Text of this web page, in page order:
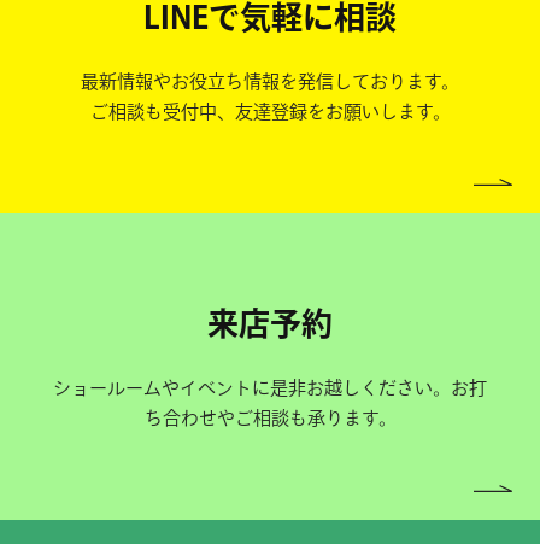
LINEで気軽に相談
最新情報やお役立ち情報を発信しております。
ご相談も受付中、友達登録をお願いします。
来店予約
ショールームやイベントに是非お越しください。お打
ち合わせやご相談も承ります。